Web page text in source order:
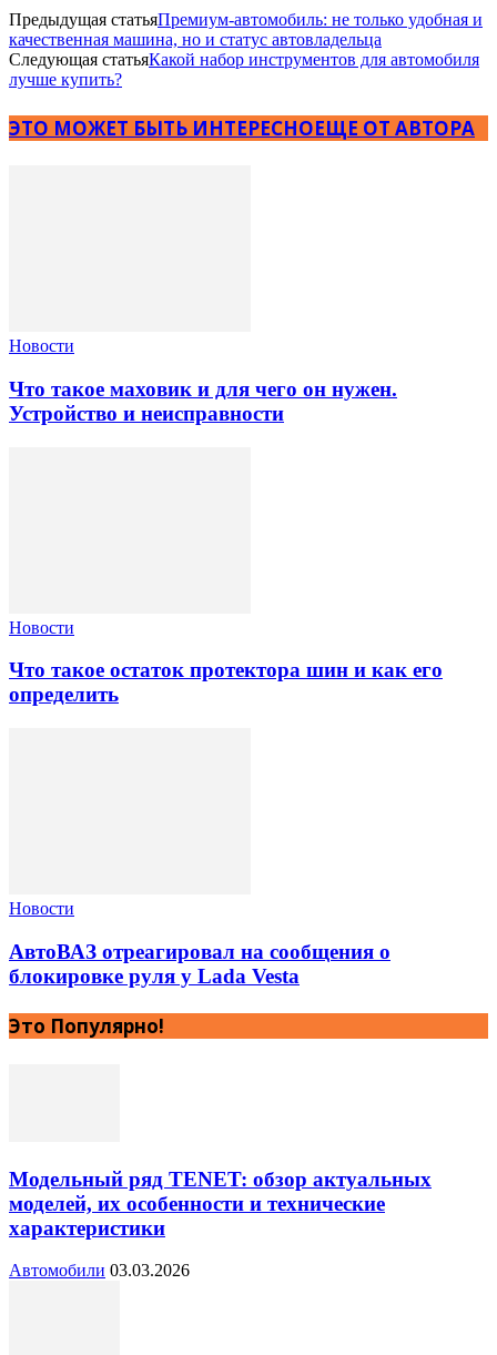
Предыдущая статьяПремиум-автомобиль: не только удобная и
качественная машина, но и статус автовладельца
Следующая статьяКакой набор инструментов для автомобиля
лучше купить?
ЭТО МОЖЕТ БЫТЬ ИНТЕРЕСНОЕЩЕ ОТ АВТОРА
Новости
Что такое маховик и для чего он нужен.
Устройство и неисправности
Новости
Что такое остаток протектора шин и как его
определить
Новости
АвтоВАЗ отреагировал на сообщения о
блокировке руля у Lada Vesta
Это Популярно!
Модельный ряд TENET: обзор актуальных
моделей, их особенности и технические
характеристики
Автомобили 03.03.2026